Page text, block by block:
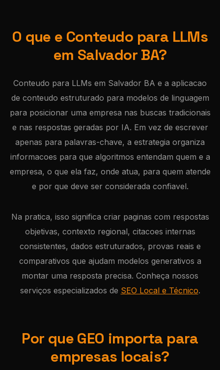
O que e Conteudo para LLMs
em Salvador BA?
Conteudo para LLMs em Salvador BA e a aplicacao
de conteudo estruturado para modelos de linguagem
para posicionar uma empresa nas buscas tradicionais
e nas respostas geradas por IA. Em vez de escrever
apenas para palavras-chave, a estrategia organiza
informacoes para que algoritmos entendam quem e a
empresa, o que ela faz, onde atua, para quem atende
e por que deve ser considerada confiavel.
Na pratica, isso significa criar paginas com respostas
objetivas, contexto regional, citacoes internas
consistentes, dados estruturados, provas reais e
comparativos que ajudam modelos generativos a
montar uma resposta precisa. Conheça nossos
serviços especializados de SEO Local e Técnico.
Por que GEO importa para
empresas locais?